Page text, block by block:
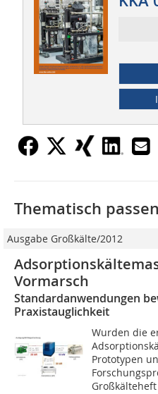
Thematisch
Ausgabe Großkälte/2012
Vormarsch
Standardanwendungen
Praxistauglichkeit
Wurden die
Prototypen